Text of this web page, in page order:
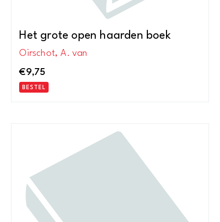
Het grote open haarden boek
Oirschot, A. van
€9,75
BESTEL